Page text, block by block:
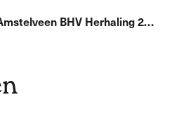
BHV Herhaling 2…